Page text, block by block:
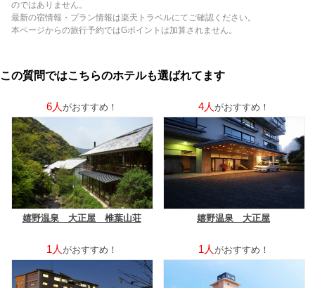
のではありません。
最新の宿情報・プラン情報は楽天トラベルにてご確認ください。
本ページからの旅行予約ではGポイントは加算されません。
この質問ではこちらのホテルも選ばれてます
6人 がおすすめ！
嬉野温泉 大正屋 椎葉山荘
4人 がおすすめ！
嬉野温泉 大正屋
1人 がおすすめ！ 1人 がおすすめ！